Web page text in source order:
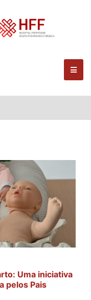
Uma iniciativa
pelos Pais